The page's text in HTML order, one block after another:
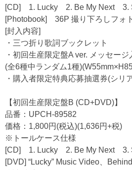
[CD] 1. Lucky 2. Be My Next 3.
[Photobook] 36P 撮り下ろしフォ
[封入内容]
・三つ折り歌詞ブックレット
・初回生産限定盤A ver. メッセー
(全6種中ランダム1種
・購入者限定特典応募抽選券(シリ
【初回生産限定盤B (CD+DVD)】
品番：UPCH-89582
価格：1,800円(税込)(1,636円+税)
※トールケース仕様
[CD] 1. Lucky 2. Be My Next 3.
[DVD] “Lucky” Music Video、